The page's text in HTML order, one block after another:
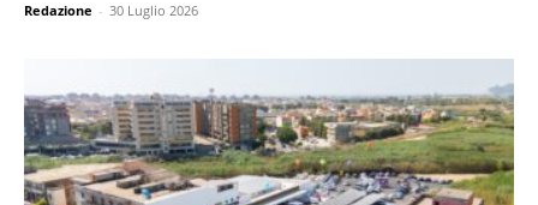
Redazione - 30 Luglio 2026